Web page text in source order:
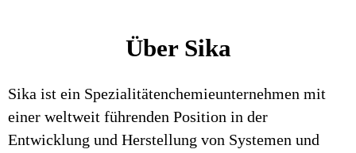
Über Sika
Sika ist ein Spezialitätenchemieunternehmen mit
einer weltweit führenden Position in der
Entwicklung und Herstellung von Systemen und